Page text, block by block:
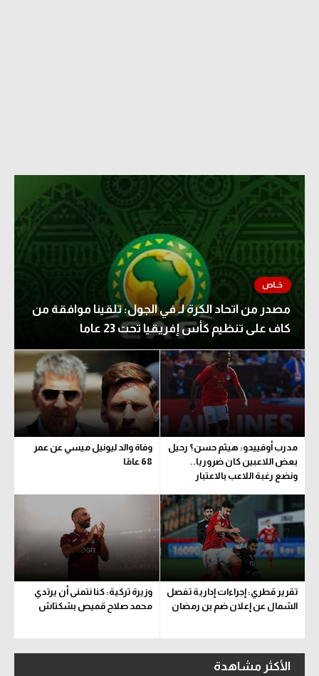
مصدر من اتحاد الكرة لـ في الجول: تلقينا موافقة من
كاف على تنظيم كأس إفريقيا تحت 23 عاما
مدرب أوفييدو: هيثم حسن؟ رحيل
بعض اللاعبين كان ضروريا..
ونضع رغبة اللاعب بالاعتبار
وفاة والد ليونيل ميسي عن عمر
68 عامًا
تقرير قطري: إجراءات إدارية تفصل
الشمال عن إعلان ضم بن رمضان
وزيرة تركية: كنا نتمنى أن يرتدي
محمد صلاح قميص بشكتاش
الأكثر مشاهدة